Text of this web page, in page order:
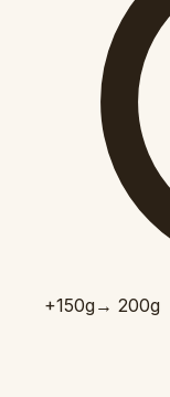
+150g→ 200g